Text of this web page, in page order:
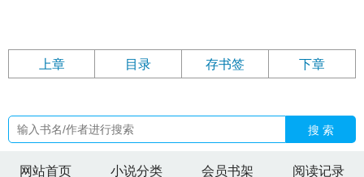
上章 目录 存书签 下章
搜 索
网站首页 小说分类 会员书架 阅读记录